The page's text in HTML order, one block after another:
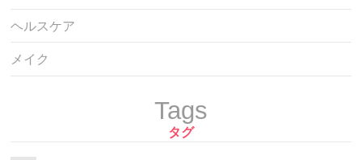
ヘルスケア
メイク
Tags
タグ